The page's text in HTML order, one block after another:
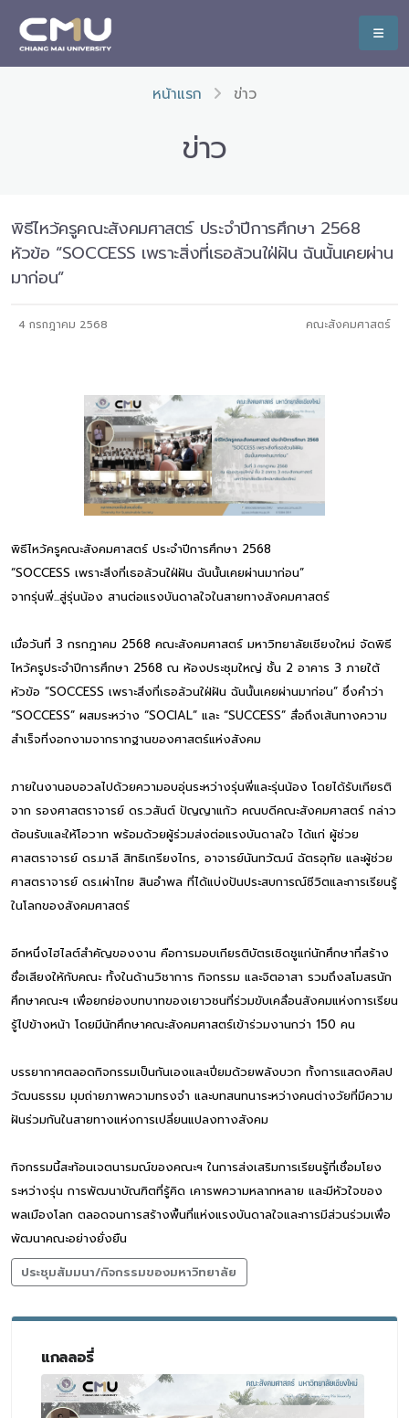
หน้าแรก ข่าว
ข่าว
พิธีไหว้ครูคณะสังคมศาสตร์ ประจำปีการศึกษา 2568
หัวข้อ “SOCCESS เพราะสิ่งที่เธอล้วนใฝ่ฝัน ฉันนั้นเคยผ่าน
มาก่อน”
4 กรกฎาคม 2568 คณะสังคมศาสตร์
พิธีไหว้ครูคณะสังคมศาสตร์ ประจำปีการศึกษา 2568
“SOCCESS เพราะสิ่งที่เธอล้วนใฝ่ฝัน ฉันนั้นเคยผ่านมาก่อน”
จากรุ่นพี่...สู่รุ่นน้อง สานต่อแรงบันดาลใจในสายทางสังคมศาสตร์
เมื่อวันที่ 3 กรกฎาคม 2568 คณะสังคมศาสตร์ มหาวิทยาลัยเชียงใหม่ จัดพิธี
ไหว้ครูประจำปีการศึกษา 2568 ณ ห้องประชุมใหญ่ ชั้น 2 อาคาร 3 ภายใต้
หัวข้อ “SOCCESS เพราะสิ่งที่เธอล้วนใฝ่ฝัน ฉันนั้นเคยผ่านมาก่อน” ซึ่งคำว่า
“SOCCESS” ผสมระหว่าง “SOCIAL” และ “SUCCESS” สื่อถึงเส้นทางความ
สำเร็จที่งอกงามจากรากฐานของศาสตร์แห่งสังคม
ภายในงานอบอวลไปด้วยความอบอุ่นระหว่างรุ่นพี่และรุ่นน้อง โดยได้รับเกียรติ
จาก รองศาสตราจารย์ ดร.วสันต์ ปัญญาแก้ว คณบดีคณะสังคมศาสตร์ กล่าว
ต้อนรับและให้โอวาท พร้อมด้วยผู้ร่วมส่งต่อแรงบันดาลใจ ได้แก่ ผู้ช่วย
ศาสตราจารย์ ดร.มาลี สิทธิเกรียงไกร, อาจารย์นันทวัฒน์ ฉัตรอุทัย และผู้ช่วย
ศาสตราจารย์ ดร.เผ่าไทย สินอำพล ที่ได้แบ่งปันประสบการณ์ชีวิตและการเรียนรู้
ในโลกของสังคมศาสตร์
อีกหนึ่งไฮไลต์สำคัญของงาน คือการมอบเกียรติบัตรเชิดชูแก่นักศึกษาที่สร้าง
ชื่อเสียงให้กับคณะ ทั้งในด้านวิชาการ กิจกรรม และจิตอาสา รวมถึงสโมสรนัก
ศึกษาคณะฯ เพื่อยกย่องบทบาทของเยาวชนที่ร่วมขับเคลื่อนสังคมแห่งการเรียน
รู้ไปข้างหน้า โดยมีนักศึกษาคณะสังคมศาสตร์เข้าร่วมงานกว่า 150 คน
บรรยากาศตลอดกิจกรรมเป็นกันเองและเปี่ยมด้วยพลังบวก ทั้งการแสดงศิลป
วัฒนธรรม มุมถ่ายภาพความทรงจำ และบทสนทนาระหว่างคนต่างวัยที่มีความ
ฝันร่วมกันในสายทางแห่งการเปลี่ยนแปลงทางสังคม
กิจกรรมนี้สะท้อนเจตนารมณ์ของคณะฯ ในการส่งเสริมการเรียนรู้ที่เชื่อมโยง
ระหว่างรุ่น การพัฒนาบัณฑิตที่รู้คิด เคารพความหลากหลาย และมีหัวใจของ
พลเมืองโลก ตลอดจนการสร้างพื้นที่แห่งแรงบันดาลใจและการมีส่วนร่วมเพื่อ
พัฒนาคณะอย่างยั่งยืน
ประชุมสัมมนา/กิจกรรมของมหาวิทยาลัย
แกลลอรี่